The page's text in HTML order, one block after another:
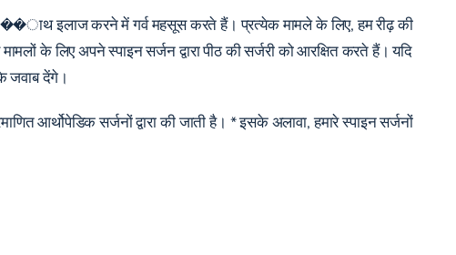
��ाथ इलाज करने में गर्व महसूस करते हैं। प्रत्येक मामले के लिए, हम रीढ़ की
के लिए अपने स्पाइन सर्जन द्वारा पीठ की सर्जरी को आरक्षित करते हैं। यदि
जवाब देंगे।
आर्थोपेडिक सर्जनों द्वारा की जाती है। * इसके अलावा, हमारे स्पाइन सर्जनों